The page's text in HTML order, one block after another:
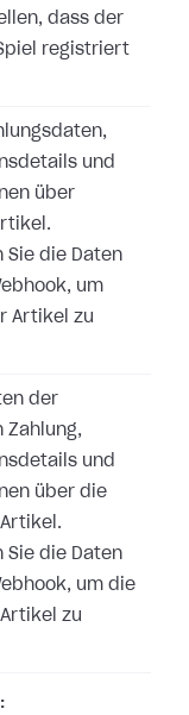
dass der
registriert
und
über
Sie die Daten
um
Artikel zu
der
Zahlung,
und
über die
Sie die Daten
um die
zu